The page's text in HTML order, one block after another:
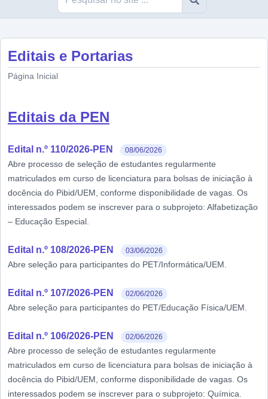
Editais e Portarias
Página Inicial
Editais da PEN
Edital n.º 110/2026-PEN 08/06/2026
Abre processo de seleção de estudantes regularmente
matriculados em curso de licenciatura para bolsas de iniciação à
docência do Pibid/UEM, conforme disponibilidade de vagas. Os
interessados podem se inscrever para o subprojeto: Alfabetização
– Educação Especial.
Edital n.º 108/2026-PEN 03/06/2026
Abre seleção para participantes do PET/Informática/UEM.
Edital n.º 107/2026-PEN 02/06/2026
Abre seleção para participantes do PET/Educação Física/UEM.
Edital n.º 106/2026-PEN 02/06/2026
Abre processo de seleção de estudantes regularmente
matriculados em curso de licenciatura para bolsas de iniciação à
docência do Pibid/UEM, conforme disponibilidade de vagas. Os
interessados podem se inscrever para o subprojeto: Química.